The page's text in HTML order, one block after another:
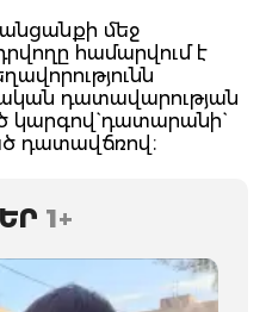
մեջ
համարվում է
դատավարության
կարգով` դատարանի`
դատավճռով։
1+